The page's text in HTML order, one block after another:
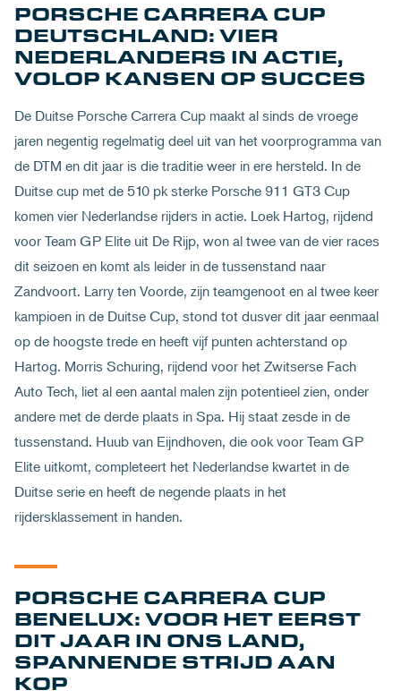
PORSCHE CARRERA CUP
DEUTSCHLAND: VIER
NEDERLANDERS IN ACTIE,
VOLOP KANSEN OP SUCCES
De Duitse Porsche Carrera Cup maakt al sinds de vroege
jaren negentig regelmatig deel uit van het voorprogramma van
de DTM en dit jaar is die traditie weer in ere hersteld. In de
Duitse cup met de 510 pk sterke Porsche 911 GT3 Cup
komen vier Nederlandse rijders in actie. Loek Hartog, rijdend
voor Team GP Elite uit De Rijp, won al twee van de vier races
dit seizoen en komt als leider in de tussenstand naar
Zandvoort. Larry ten Voorde, zijn teamgenoot en al twee keer
kampioen in de Duitse Cup, stond tot dusver dit jaar eenmaal
op de hoogste trede en heeft vijf punten achterstand op
Hartog. Morris Schuring, rijdend voor het Zwitserse Fach
Auto Tech, liet al een aantal malen zijn potentieel zien, onder
andere met de derde plaats in Spa. Hij staat zesde in de
tussenstand. Huub van Eijndhoven, die ook voor Team GP
Elite uitkomt, completeert het Nederlandse kwartet in de
Duitse serie en heeft de negende plaats in het
rijdersklassement in handen.
PORSCHE CARRERA CUP
BENELUX: VOOR HET EERST
DIT JAAR IN ONS LAND,
SPANNENDE STRIJD AAN
KOP